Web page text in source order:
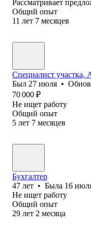
Рассматривает
Общий опыт
11 лет 7 месяцев
Специалист
Был 27 июля •
70 000 ₽
Не ищет работу
Общий опыт
5 лет 7 месяцев
Бухгалтер
47 лет • Была 16
Не ищет работу
Общий опыт
29 лет 2 месяца